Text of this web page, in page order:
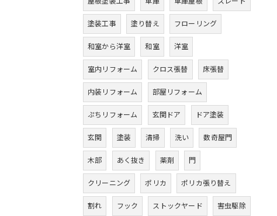
塗装工事 塗り替え フローリング
和室から洋室 和室 洋室
室内リフォーム クロス張替 床張替
内装リフォーム 部屋リフォーム
ぷちリフォーム 玄関ドア ドア塗装
玄関 塗装 清掃 洗い 数奇屋門
木部 あく抜き 薬剤 門
クリーニング ポリカ ポリカ張り替え
割れ フック ストックヤード 害虫駆除